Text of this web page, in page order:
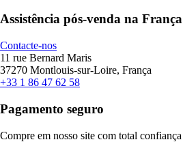
Assistência pós-venda na França
Contacte-nos
11 rue Bernard Maris
37270 Montlouis-sur-Loire, França
+33 1 86 47 62 58
Pagamento seguro
Compre em nosso site com total confiança